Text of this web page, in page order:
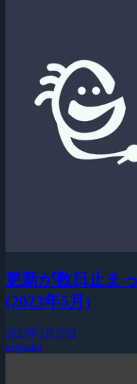
更新が数日止ま
(2023年5月)
2023年5月27日
negitaku